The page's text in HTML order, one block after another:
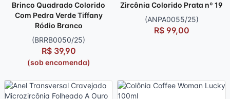
Brinco Quadrado Colorido
Com Pedra Verde Tiffany
Ródio Branco
(BRRB0050/25)
R$ 39,90
(sob encomenda)
Zircônia Colorido Prata nº 19
(ANPA0055/25)
R$ 99,00